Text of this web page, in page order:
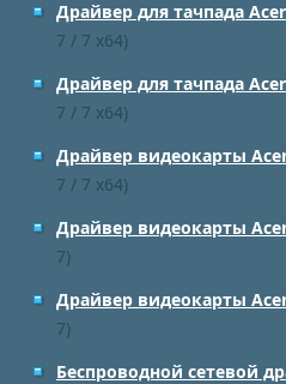
Драйвер для тачпада
7 / 7 x64)
Драйвер для тачпада
7 / 7 x64)
Драйвер видеокарты
7 / 7 x64)
Драйвер видеокарты
7)
Драйвер видеокарты
7)
Беспроводной сетевой